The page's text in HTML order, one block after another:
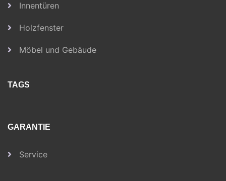
Innentüren
Holzfenster
Möbel und Gebäude
TAGS
GARANTIE
Service